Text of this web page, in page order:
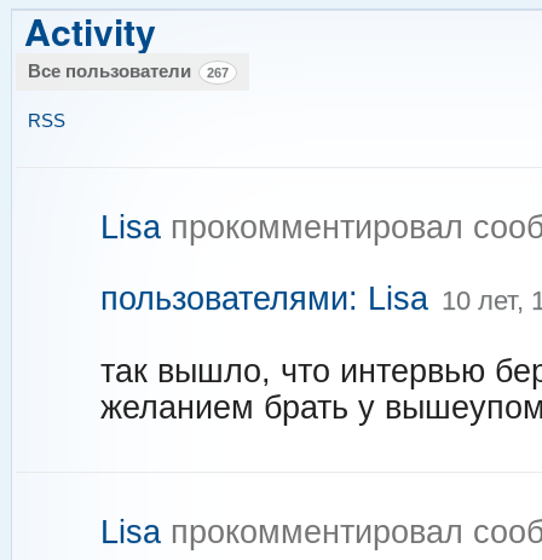
Activity
Все пользователи 267
RSS
Lisaпрокомментировал
пользователями: Lisa 10 лет,
так вышло, что интервью
желанием брать у
Lisaпрокомментировал